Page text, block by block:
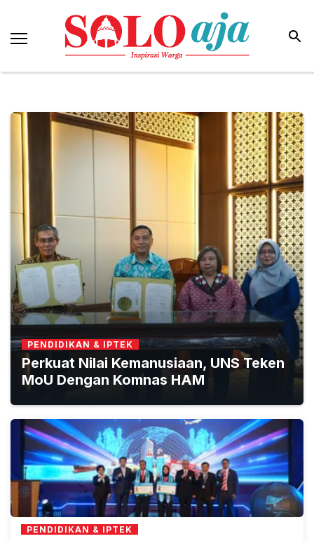
PENDIDIKAN & IPTEK
Perkuat Nilai Kemanusiaan, UNS Teken
MoU Dengan Komnas HAM
PENDIDIKAN & IPTEK